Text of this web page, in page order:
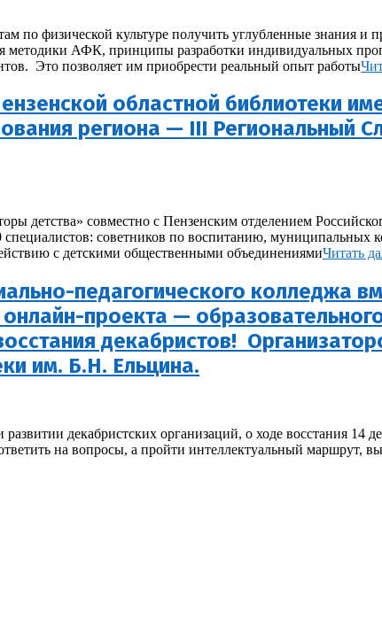
по физической культуре получить углубленные знания и
АФК, принципы разработки индивидуальных
Это позволяет им приобрести реальный опыт работы
областной библиотеки
региона — III Региональный
детства» совместно с Пензенским отделением
советников по воспитанию, муниципальных
с детскими общественными объединениямиЧитать
педагогического колледжа
проекта —
декабристов!
им. Б.Н. Ельцина.
декабристских организаций, о ходе восстания 14
на вопросы, а пройти интеллектуальный маршрут,